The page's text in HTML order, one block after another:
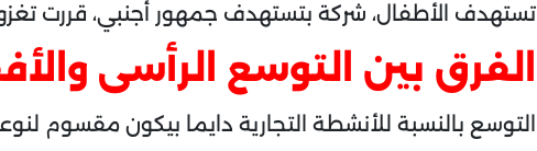
تستهدف الأطفال، شركة بتستهدف جمهور أجنبي، قررت
الفرق بين التوسع الرأسى
التوسع بالنسبة للأنشطة التجارية دايما بيكون مقسوم